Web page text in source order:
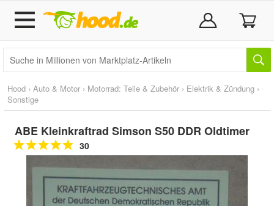
Hood › Auto & Motor › Motorrad: Teile & Zubehör › Elektrik & Zündung ›
Sonstige
ABE Kleinkraftrad Simson S50 DDR Oldtimer
30